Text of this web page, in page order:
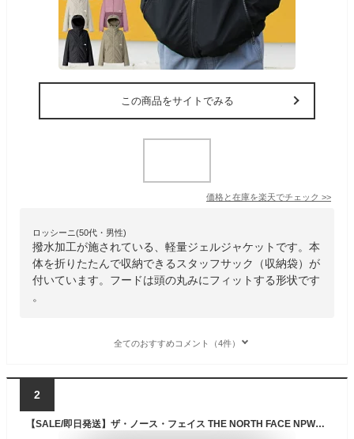
この商品をサイトでみる
価格と在庫を楽天でチェック >>
ロッシーニ(50代・男性)
撥水加工が施されている、軽量ジェルジャケットです。本
体を折りたたんで収納できるスタッフサック（収納袋）が
付いています。フードは頭の丸みにフィットする形状です
。
全てのおすすめコメント（4件）
2
【SALE/即日発送】ザ・ノース・フェイス THE NORTH FACE NPW12306 VENTURE JACKET【25%OFF】(レディース) ベンチャー ジャケット マウンテンパーカー ウインドブレーカー ナイロン 防水 撥水 防風 軽量 アウトドア アウター ウィメンズ 女性用 定番 10カラー 国内正規 2025SS